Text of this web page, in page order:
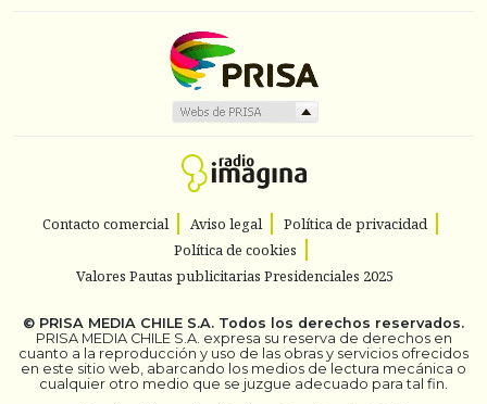
Contacto comercial Aviso legal
Política de privacidad
Política de cookies
Valores Pautas publicitarias Presidenciales 2025
© PRISA MEDIA CHILE S.A. Todos los derechos reservados.
PRISA MEDIA CHILE S.A. expresa su reserva de derechos en
cuanto a la reproducción y uso de las obras y servicios ofrecidos
en este sitio web, abarcando los medios de lectura mecánica o
cualquier otro medio que se juzgue adecuado para tal fin.